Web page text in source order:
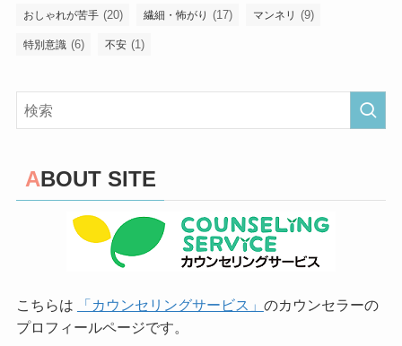
おしゃれが苦手 (20) 繊細・怖がり (17) マンネリ (9)
特別意識 (6) 不安 (1)
ABOUT SITE
こちらは 「カウンセリングサービス」 のカウンセラーの
プロフィールページです。